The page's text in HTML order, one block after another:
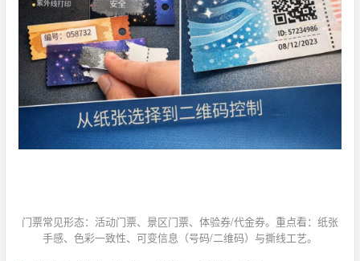
门票常见形态：活动门票、景区门票、体验券/代金券。重点看：纸张
手感、色彩一致性、可变信息（号码/二维码）与撕线工艺。